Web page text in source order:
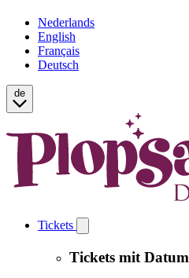
Nederlands
English
Français
Deutsch
de
Tickets
Tickets
Tickets mit Datum